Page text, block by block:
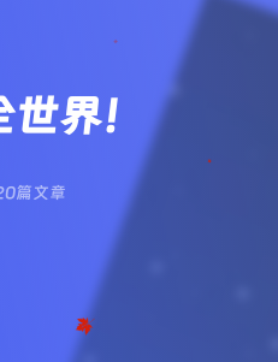
界！
篇文章